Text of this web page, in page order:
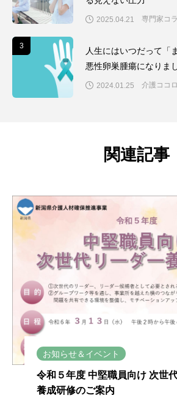
2025.04.21 専門家コ
3
人生にはいつだって「
悪性卵巣腫瘍になりま
2024.01.25 介護ココ
関連記事
お知らせ＆イベント
令和５年度 中堅職員向け 次世
養成研修のご案内